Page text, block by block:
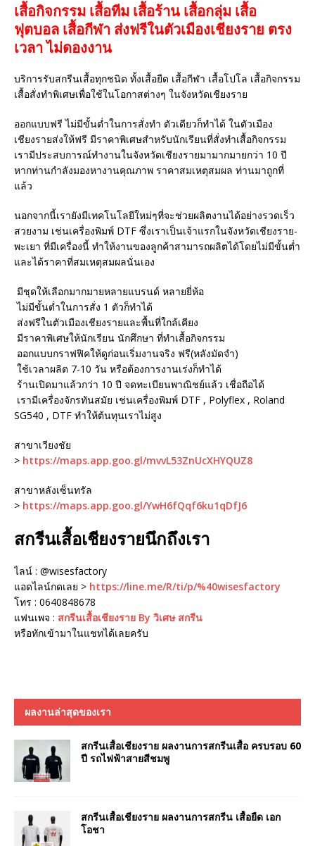
เสื้อกิจกรรม เสื้อทีม เสื้อร้าน เสื้อกลุ่ม เสื้อ
ฟุตบอล เสื้อกีฬา ส่งฟรีในตัวเมืองเชียงราย ตรง
เวลา ไม่ดองงาน
บริการรับสกรีนเสื้อทุกชนิด ทั้งเสื้อยืด เสื้อกีฬา เสื้อโปโล เสื้อกิจกรรม
เสื้อสั่งทำพิเศษเพื่อใช้ในโอกาสต่างๆ ในจังหวัดเชียงราย
ออกแบบฟรี ไม่มีขั้นต่ำในการสั่งทำ ตัวเดียวก็ทำได้ ในตัวเมือง
เชียงรายส่งให้ฟรี มีราคาพิเศษสำหรับนักเรียนที่สั่งทำเสื้อกิจกรรม
เรามีประสบการณ์ทำงานในจังหวัดเชียงรายมามากมายกว่า 10 ปี
หากท่านกำลังมองหางานคุณภาพ ราคาสมเหตุสมผล ท่านมาถูกที่
แล้ว
นอกจากนี้เรายังมีเทคโนโลยีใหม่ๆที่จะช่วยผลิตงานได้อย่างรวดเร็ว
สวยงาม เช่นเครื่องพิมพ์ DTF ซึ่งเราเป็นเจ้าแรกในจังหวัดเชียงราย-
พะเยา ที่มีเครื่องนี้ ทำให้งานของลูกค้าสามารถผลิตได้โดยไม่มีขั้นต่ำ
และได้ราคาที่สมเหตุสมผลนั่นเอง
มีชุดให้เลือกมากมายหลายแบรนด์ หลายยี่ห้อ
ไม่มีขั้นต่ำในการสั่ง 1 ตัวก็ทำได้
ส่งฟรีในตัวเมืองเชียงรายและพื้นที่ใกล้เคียง
มีราคาพิเศษให้นักเรียน นักศึกษา ที่ทำเสื้อกิจกรรม
ออกแบบกราฟฟิคให้ดูก่อนเริ่มงานจริง ฟรี(หลังมัดจำ)
ใช้เวลาผลิต 7-10 วัน หรือต้องการงานเร่งก็ทำได้
ร้านเปิดมาแล้วกว่า 10 ปี จดทะเบียนพาณิชย์แล้ว เชื่อถือได้
เรามีเครื่องจักรทันสมัย เช่นเครื่องพิมพ์ DTF , Polyflex , Roland
SG540 , DTF ทำให้ต้นทุนเราไม่สูง
สาขาเวียงชัย
> https://maps.app.goo.gl/mvvL53ZnUcXHYQUZ8
สาขาหลังเซ็นทรัล
> https://maps.app.goo.gl/YwH6fQqf6ku1qDfJ6
สกรีนเสื้อเชียงรายนึกถึงเรา
ไลน์ : @wisesfactory
แอดไลน์กดเลย > https://line.me/R/ti/p/%40wisesfactory
โทร : 0640848678
แฟนเพจ : สกรีนเสื้อเชียงราย By วิเศษ สกรีน
หรือทักเข้ามาในแชทได้เลยครับ
ผลงานล่าสุดของเรา
สกรีนเสื้อเชียงราย ผลงานการสกรีนเสื้อ ครบรอบ 60
ปี รถไฟฟ้าสายสีชมพู
สกรีนเสื้อเชียงราย ผลงานการสกรีน เสื้อยืด เอก
โอชา